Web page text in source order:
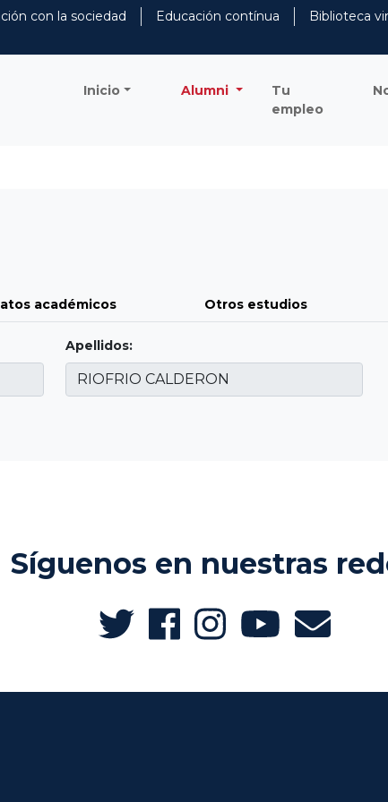
con la sociedad Educación contínua
Biblioteca
Inicio Alumni
Tu
empleo
académicos Otros estudios
Apellidos:
Síguenos en nuestras